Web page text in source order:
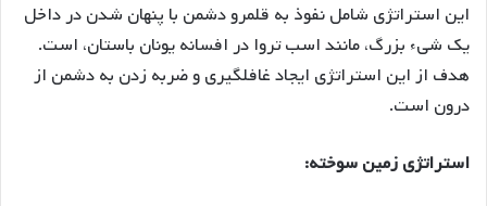
این استراتژی شامل نفوذ به قلمرو دشمن با پنهان شدن در داخل
یک شیء بزرگ، مانند اسب تروا در افسانه یونان باستان، است.
هدف از این استراتژی ایجاد غافلگیری و ضربه زدن به دشمن از
درون است.
استراتژی زمین سوخته: